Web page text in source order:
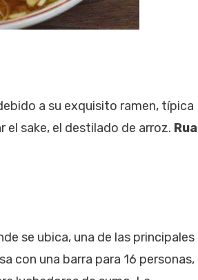
a su exquisito ramen, típica
sake, el destilado de arroz. Rua
se ubica, una de las principales
con una barra para 16 personas,